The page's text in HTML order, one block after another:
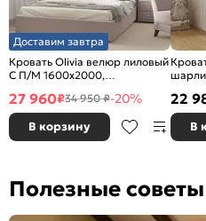
Доставим завтра
Кровать Olivia велюр лиловый
С П/М 1600x2000,
изголовье мягкое
27 960₽34 950 ₽-20%
В корзину
шарли
22
В
Полезные советы